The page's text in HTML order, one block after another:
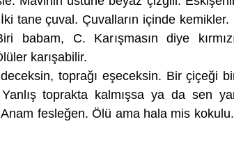
tane çuval. Çuvalların içinde
babam, C. Karışmasın diye
karışabilir.
toprağı eşeceksin. Bir çiçeği
toprakta kalmışsa ya da sen
fesleğen. Ölü ama hala mis